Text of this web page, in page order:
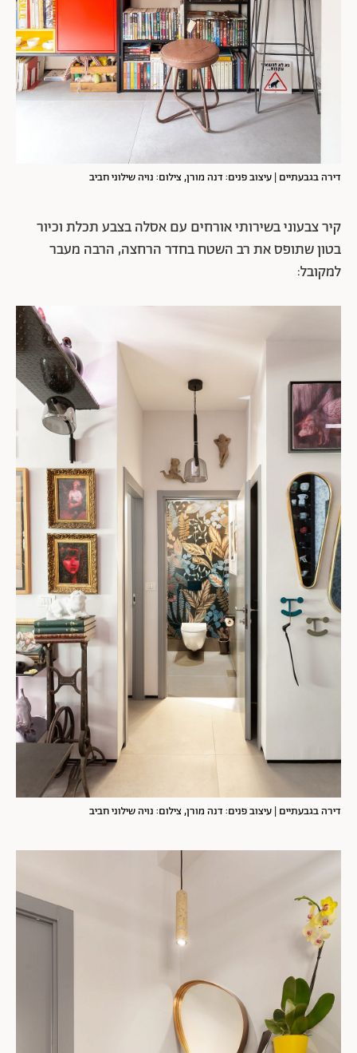
דירה בגבעתיים | עיצוב פנים: דנה מורן, צילום: נויה שילוני חביב
קיר צבעוני בשירותי אורחים עם אסלה בצבע תכלת וכיור
בטון שתופס את רב השטח בחדר הרחצה, הרבה מעבר
למקובל:
דירה בגבעתיים | עיצוב פנים: דנה מורן, צילום: נויה שילוני חביב